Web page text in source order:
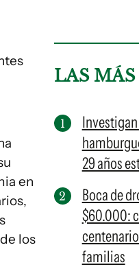
en
los
LAS
29 años
Boca de
$60.000:
familias